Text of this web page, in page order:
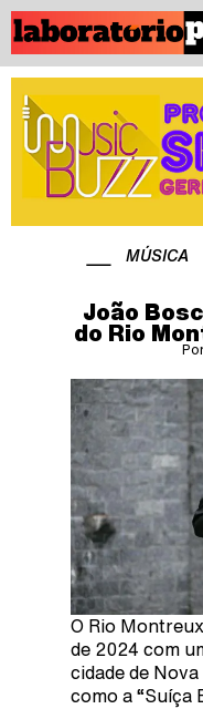
MÚSICA
João
do Rio
O Rio
de 2024 com
cidade de
como a “Suíça